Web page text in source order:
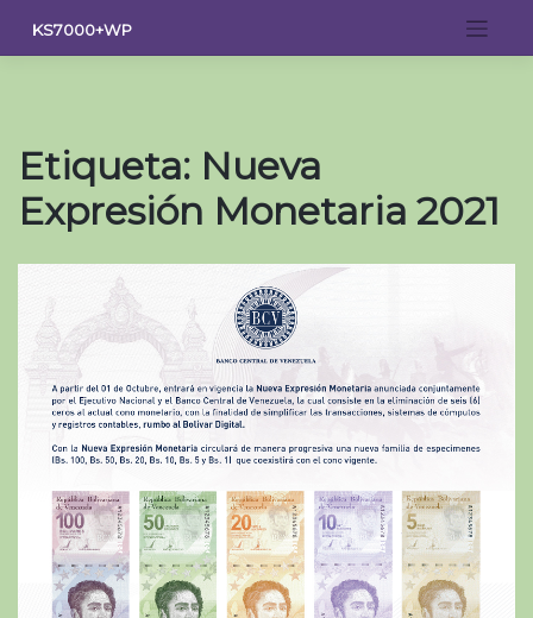
contenido
KS7000+WP
Etiqueta: Nueva
Expresión Monetaria 2021